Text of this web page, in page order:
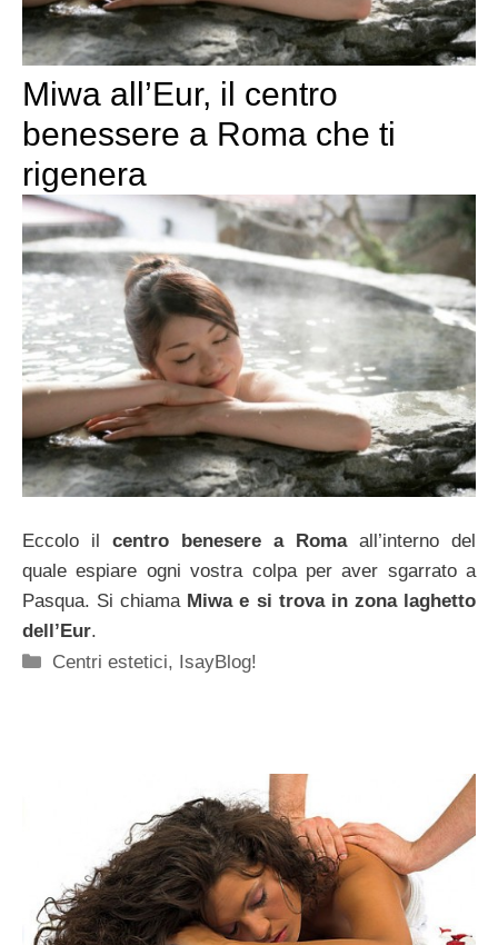
Miwa all’Eur, il centro
benessere a Roma che ti
rigenera
Eccolo il centro benesere a Romaall’interno del
quale espiare ogni vostra colpa per aver sgarrato a
Pasqua. Si chiama Miwa e si trova in zona laghetto
dell’Eur.
Categorie
Centri estetici, IsayBlog!